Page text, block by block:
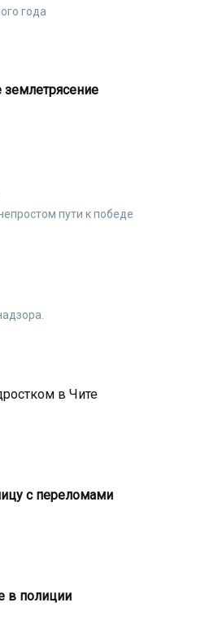
года
землетрясение
пути к победе
в Чите
с переломами
в полиции